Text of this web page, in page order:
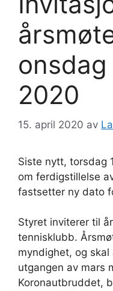
onsdag
2020
15. april 2020 av
Siste nytt, torsdag
om ferdigstillelse
fastsetter ny dato
Styret inviterer til
tennisklubb.
myndighet, og
utgangen av mars
Koronautbruddet,